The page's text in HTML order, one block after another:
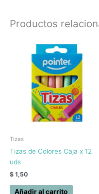
Productos
Tizas
Tizas de Colores Caja x 12
uds
$ 1,50
Añadir al carrito